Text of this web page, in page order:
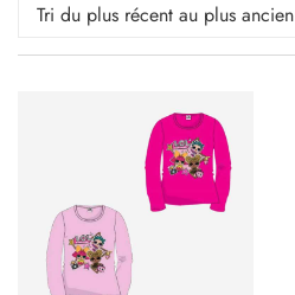
Tri du plus récent au plus ancien